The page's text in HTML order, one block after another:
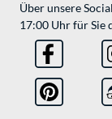
Über unsere
17:00 Uhr für Sie